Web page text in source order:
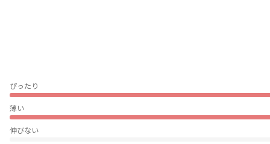
ぴったり
薄い
伸びない